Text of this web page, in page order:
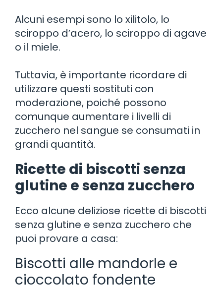
Alcuni esempi sono lo xilitolo, lo
sciroppo d’acero, lo sciroppo di agave
o il miele.
Tuttavia, è importante ricordare di
utilizzare questi sostituti con
moderazione, poiché possono
comunque aumentare i livelli di
zucchero nel sangue se consumati in
grandi quantità.
Ricette di biscotti senza
glutine e senza zucchero
Ecco alcune deliziose ricette di biscotti
senza glutine e senza zucchero che
puoi provare a casa:
Biscotti alle mandorle e
cioccolato fondente